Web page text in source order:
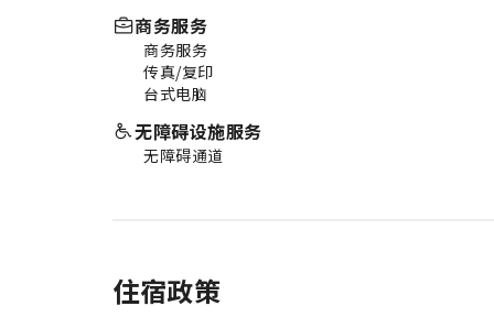
商务服务
商务服务
传真/复印
台式电脑
无障碍设施服务
无障碍通道
住宿政策